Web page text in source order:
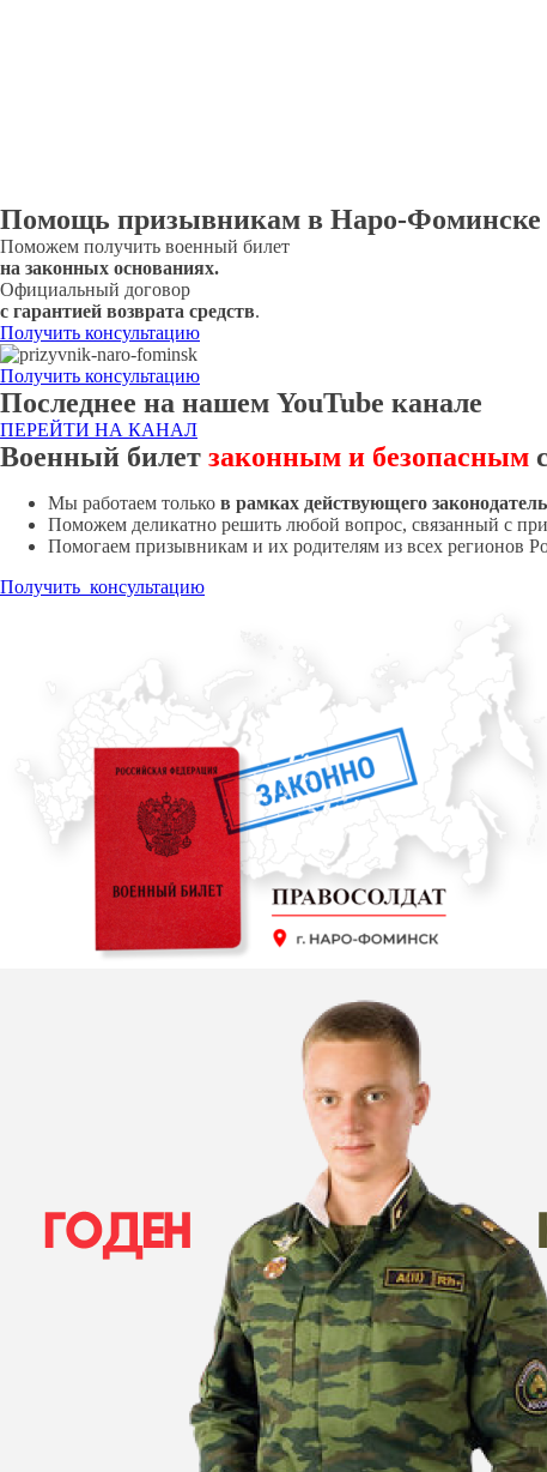
Помощь призывникам в Наро-Фоминске
Поможем получить военный билет
на законных основаниях.
Официальный договор
с гарантией возврата средств.
Получить консультацию
Получить консультацию
Последнее на нашем YouTube канале
ПЕРЕЙТИ НА КАНАЛ
Военный билет законным и безопасным
Мы работаем только в рамках действующего
Поможем деликатно решить любой вопрос, связанный с
Помогаем призывникам и их родителям из всех регионов
Получить консультацию